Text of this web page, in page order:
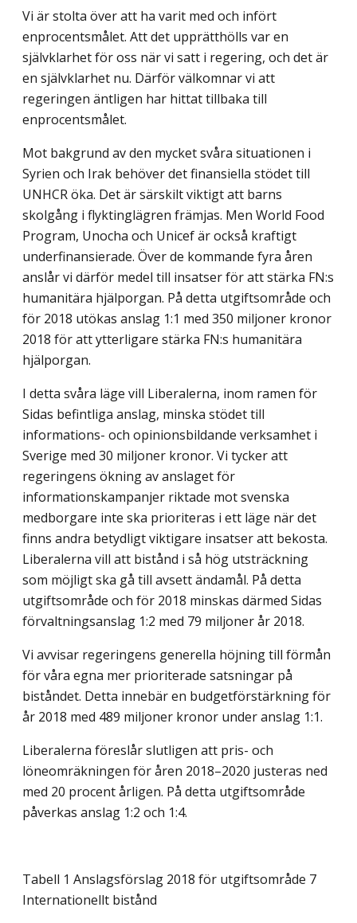
Vi är stolta över att ha varit med och infört
enprocentsmålet. Att det upprätthölls var en
självklarhet för oss när vi satt i regering, och det är
en självklarhet nu. Därför välkomnar vi att
regeringen äntligen har hittat tillbaka till
enprocentsmålet.
Mot bakgrund av den mycket svåra situationen i
Syrien och Irak behöver det finansiella stödet till
UNHCR öka. Det är särskilt viktigt att barns
skolgång i flyktinglägren främjas. Men World Food
Program, Unocha och Unicef är också kraftigt
underfinansierade. Över de kommande fyra åren
anslår vi därför medel till insatser för att stärka FN:s
humanitära hjälporgan. På detta utgiftsområde och
för 2018 utökas anslag 1:1 med 350 miljoner kronor
2018 för att ytterligare stärka FN:s humanitära
hjälporgan.
I detta svåra läge vill Liberalerna, inom ramen för
Sidas befintliga anslag, minska stödet till
informations- och opinionsbildande verksamhet i
Sverige med 30 miljoner kronor. Vi tycker att
regeringens ökning av anslaget för
informationskampanjer riktade mot svenska
medborgare inte ska prioriteras i ett läge när det
finns andra betydligt viktigare insatser att bekosta.
Liberalerna vill att bistånd i så hög utsträckning
som möjligt ska gå till avsett ändamål. På detta
utgiftsområde och för 2018 minskas därmed Sidas
förvaltningsanslag 1:2 med 79 miljoner år 2018.
Vi avvisar regeringens generella höjning till förmån
för våra egna mer prioriterade satsningar på
biståndet. Detta innebär en budgetförstärkning för
år 2018 med 489 miljoner kronor under anslag 1:1.
Liberalerna föreslår slutligen att pris- och
löneomräkningen för åren 2018–2020 justeras ned
med 20 procent årligen. På detta utgiftsområde
påverkas anslag 1:2 och 1:4.
Tabell 1 Anslagsförslag 2018 för utgiftsområde 7
Internationellt bistånd